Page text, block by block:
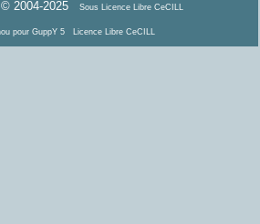
© 2004-2025 Sous Licence Libre CeCILL
pour GuppY 5 Licence Libre CeCILL